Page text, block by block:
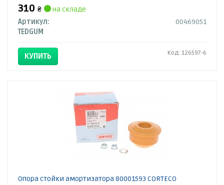
310 ₴
на складе
Артикул:
00469051
TEDGUM
КУПИТЬ Код: 126597-6
Опора стойки амортизатора 80001593 CORTECO